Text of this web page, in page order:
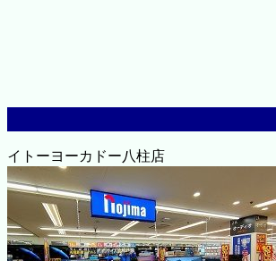
イトーヨーカドー八柱店